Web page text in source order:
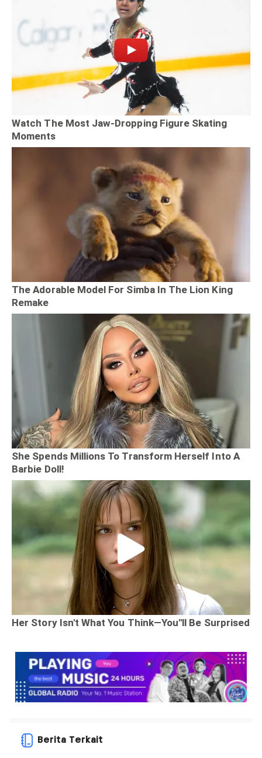
Berita Terkait